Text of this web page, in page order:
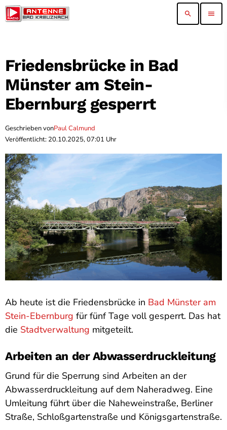
search menu
Friedensbrücke in Bad
Münster am Stein-
Ebernburg gesperrt
Geschrieben vonPaul Calmund
Veröffentlicht: 20.10.2025, 07:01 Uhr
Ab heute ist die Friedensbrücke in Bad Münster am
Stein-Ebernburg für fünf Tage voll gesperrt. Das hat
die Stadtverwaltung mitgeteilt.
Arbeiten an der Abwasserdruckleitung
Grund für die Sperrung sind Arbeiten an der
Abwasserdruckleitung auf dem Naheradweg. Eine
Umleitung führt über die Naheweinstraße, Berliner
Straße, Schloßgartenstraße und Königsgartenstraße.